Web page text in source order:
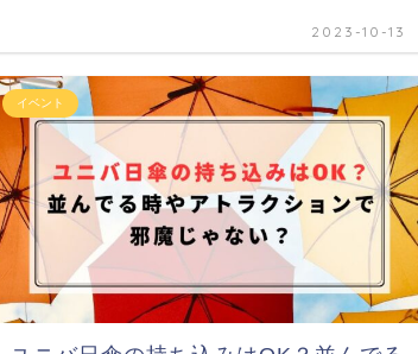
2023-10-13
イベント